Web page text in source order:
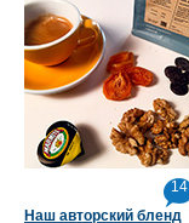
14
Наш авторский бленд